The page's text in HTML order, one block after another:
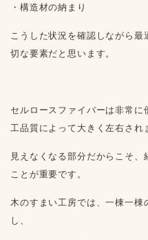
・構造材の納まり
こうした状況を確認しながら
切な要素だと思います。
セルロースファイバーは非常
工品質によって大きく左右され
見えなくなる部分だからこそ
ことが重要です。
木のすまい工房では、一棟一
し、